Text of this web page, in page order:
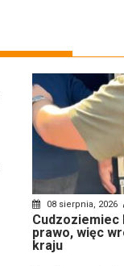
08 sierpnia, 2026
Cudzoziemiec
prawo, więc
kraju